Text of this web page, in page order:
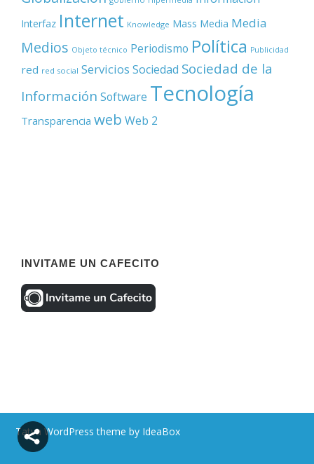
Interfaz Internet Knowledge Mass Media Media
Medios Objeto técnico Periodismo Política Publicidad
red red social Servicios Sociedad Sociedad de la
Información Software Tecnología
Transparencia web Web 2
INVITAME UN CAFECITO
Tatva WordPress theme by IdeaBox